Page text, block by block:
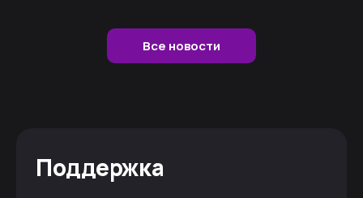
Все новости
Поддержка